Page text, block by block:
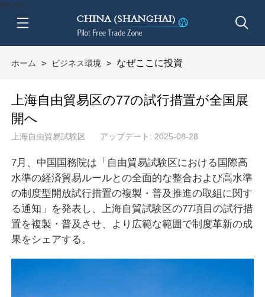
btn-nav
ホーム > ビジネス環境 > なぜここに投資
上海自由貿易区の77の試行措置が全国展
開へ
上海自由貿易試験区 アップデート: 2025-08-28
7月、中国国務院は「自由貿易試験区における国際高
水準の経済貿易ルールとの全面的な整合および高水準
の制度型開放試行措置の複製・普及推進の取組に関す
る通知」を発表し、上海自貿試験区の77項目の試行措
置を複製・普及させ、より広範な範囲で制度革新の成
果をシェアする。